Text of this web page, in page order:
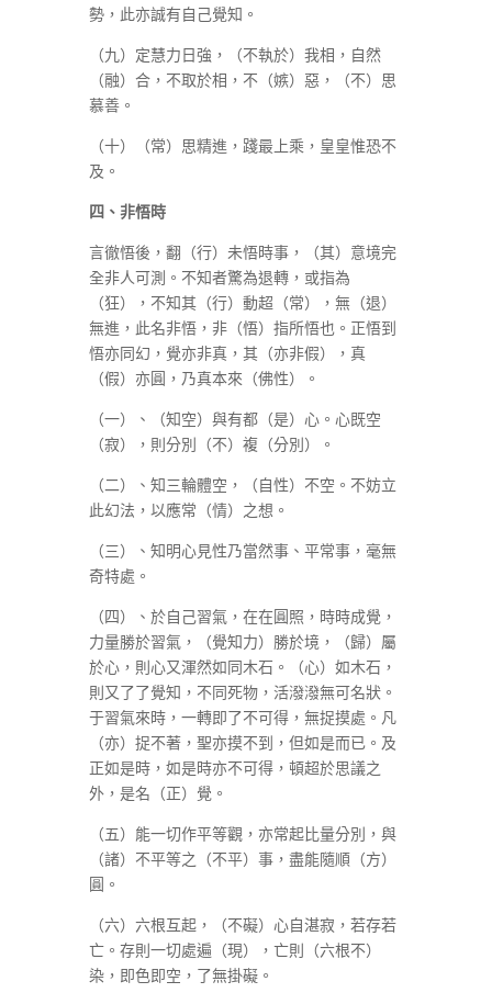
勢，此亦誠有自己覺知。
（九）定慧力日強，（不執於）我相，自然
（融）合，不取於相，不（嫉）惡，（不）思
慕善。
（十）（常）思精進，踐最上乘，皇皇惟恐不
及。
四、非悟時
言徹悟後，翻（行）未悟時事，（其）意境完
全非人可測。不知者驚為退轉，或指為
（狂），不知其（行）動超（常），無（退）
無進，此名非悟，非（悟）指所悟也。正悟到
悟亦同幻，覺亦非真，其（亦非假），真
（假）亦圓，乃真本來（佛性）。
（一）、（知空）與有都（是）心。心既空
（寂），則分別（不）複（分別）。
（二）、知三輪體空，（自性）不空。不妨立
此幻法，以應常（情）之想。
（三）、知明心見性乃當然事、平常事，毫無
奇特處。
（四）、於自己習氣，在在圓照，時時成覺，
力量勝於習氣，（覺知力）勝於境，（歸）屬
於心，則心又渾然如同木石。（心）如木石，
則又了了覺知，不同死物，活潑潑無可名狀。
于習氣來時，一轉即了不可得，無捉摸處。凡
（亦）捉不著，聖亦摸不到，但如是而已。及
正如是時，如是時亦不可得，頓超於思議之
外，是名（正）覺。
（五）能一切作平等觀，亦常起比量分別，與
（諸）不平等之（不平）事，盡能隨順（方）
圓。
（六）六根互起，（不礙）心自湛寂，若存若
亡。存則一切處遍（現），亡則（六根不）
染，即色即空，了無掛礙。